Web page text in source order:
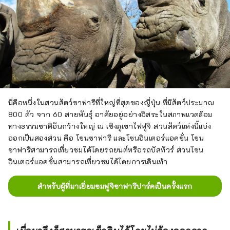
นี่คือหนึ่งในสวนสัตว์ซาฟารีที่ใหญ่ที่สุดของญี่ปุ่น ที่มีสัตว์ประมาณ
800 ตัว จาก 60 สายพันธุ์ อาศัยอยู่อย่างอิสระในสภาพแวดล้อม
ทางธรรมชาติอันกว้างใหญ่ ณ เชิงภูเขาไฟฟูจิ สวนสัตว์แห่งนี้แบ่ง
ออกเป็นสองส่วน คือ โซนซาฟารี และโซนอินเตอร์แอคชั่น โซน
ซาฟารีสามารถเที่ยวชมได้โดยรถยนต์หรือรถบัสทัวร์ ส่วนโซน
อินเตอร์แอคชั่นสามารถเที่ยวชมได้โดยการเดินเท้า
สำหรับผู้ที่มาเยี่ยมชมฟูจิซาฟารีปาร์คเป็นครั้งแรก